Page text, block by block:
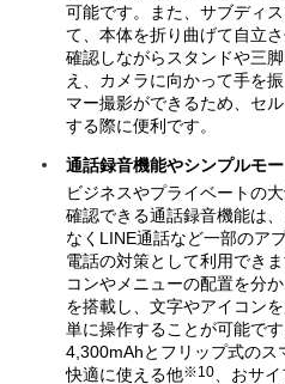
可能です。また、サブディ
て、本体を折り曲げて自立
確認しながらスタンドや三
え、カメラに向かって手を
マー撮影ができるため、セ
する際に便利です。
通話録音機能やシンプルモ
ビジネスやプライベートの
確認できる通話録音機能は
なくLINE通話など一部のア
電話の対策として利用でき
コンやメニューの配置を分
を搭載し、文字やアイコン
単に操作することが可能で
4,300mAhとフリップ式のス
快適に使える他※10 、おサ